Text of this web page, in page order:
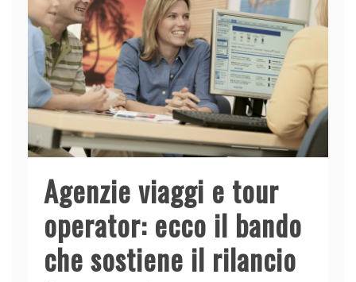
Agenzie viaggi e tour
operator: ecco il bando
che sostiene il rilancio